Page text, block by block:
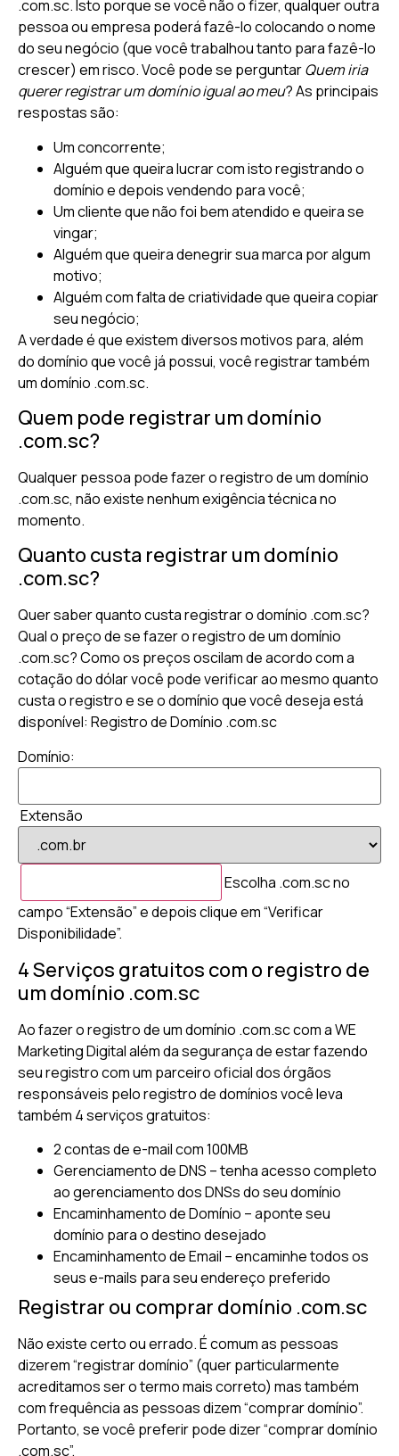
.com.sc. Isto porque se você não o fizer, qualquer outra
pessoa ou empresa poderá fazê-lo colocando o nome
do seu negócio (que você trabalhou tanto para fazê-lo
crescer) em risco. Você pode se perguntarQuem iria
querer registrar um domínio igual ao meu? As principais
respostas são:
Um concorrente;
Alguém que queira lucrar com isto registrando o
domínio e depois vendendo para você;
Um cliente que não foi bem atendido e queira se
vingar;
Alguém que queira denegrir sua marca por algum
motivo;
Alguém com falta de criatividade que queira copiar
seu negócio;
A verdade é que existem diversos motivos para, além
do domínio que você já possui, você registrar também
um domínio .com.sc.
Quem pode registrar um domínio
.com.sc?
Qualquer pessoa pode fazer o registro de um domínio
.com.sc, não existe nenhum exigência técnica no
momento.
Quanto custa registrar um domínio
.com.sc?
Quer saber quanto custa registrar o domínio .com.sc?
Qual o preço de se fazer o registro de um domínio
.com.sc? Como os preços oscilam de acordo com a
cotação do dólar você pode verificar ao mesmo quanto
custa o registro e se o domínio que você deseja está
disponível: Registro de Domínio .com.sc
Domínio:
Extensão
Escolha .com.sc no
campo “Extensão” e depois clique em “Verificar
Disponibilidade”.
4 Serviços gratuitos com o registro de
um domínio .com.sc
Ao fazer o registro de um domínio .com.sc com a WE
Marketing Digital além da segurança de estar fazendo
seu registro com um parceiro oficial dos órgãos
responsáveis pelo registro de domínios você leva
também 4 serviços gratuitos:
2 contas de e-mail com 100MB
Gerenciamento de DNS – tenha acesso completo
ao gerenciamento dos DNSs do seu domínio
Encaminhamento de Domínio – aponte seu
domínio para o destino desejado
Encaminhamento de Email – encaminhe todos os
seus e-mails para seu endereço preferido
Registrar ou comprar domínio .com.sc
Não existe certo ou errado. É comum as pessoas
dizerem “registrar domínio” (quer particularmente
acreditamos ser o termo mais correto) mas também
com frequência as pessoas dizem “comprar domínio”.
Portanto, se você preferir pode dizer “comprar domínio
.com.sc”.